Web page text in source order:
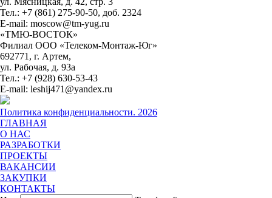
Тел.: +7 (861) 275-90-50, доб. 2324
E-mail: moscow@tm-yug.ru
«ТМЮ-ВОСТОК»
Филиал ООО «Телеком-Монтаж-Юг»
692771, г. Артем,
ул. Рабочая, д. 93а
Тел.: +7 (928) 630-53-43
E-mail: leshij471@yandex.ru
Политика конфиденциальности. 2026
ГЛАВНАЯ
О НАС
РАЗРАБОТКИ
ПРОЕКТЫ
ВАКАНСИИ
ЗАКУПКИ
КОНТАКТЫ